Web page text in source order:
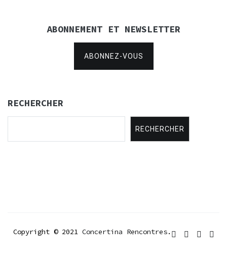
ABONNEMENT ET NEWSLETTER
ABONNEZ-VOUS
RECHERCHER
RECHERCHER
Copyright © 2021 Concertina Rencontres.